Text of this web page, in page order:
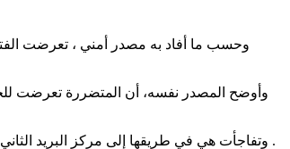
وحسب ما أفاد به مصدر أمني ، تعرضت
وأوضح المصدر نفسه، أن المتضررة تعرضت
وتفاجأت هي في طريقها إلى مركز البريد الثاني بشخصين نفّذا لها عملية براكاج واستوليا على حقيبتها التي تحتوي المبلغ المالي وعلى هاتفها الجوال، مما يرجح إمكانية أن تكون هذه الفتاة شريكة المظنون فيهما .